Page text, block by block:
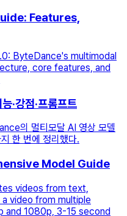
Features,
ByteDance's multimodal
core features, and
·강점·프롬프트
의 멀티모달 AI 영상 모델
한 번에 정리했다.
Model Guide
videos from text,
video from multiple
and 1080p, 3-15 second